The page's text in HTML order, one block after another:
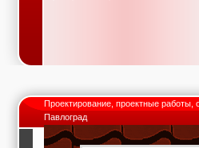
Проектирование, проектные работы,
Павлоград